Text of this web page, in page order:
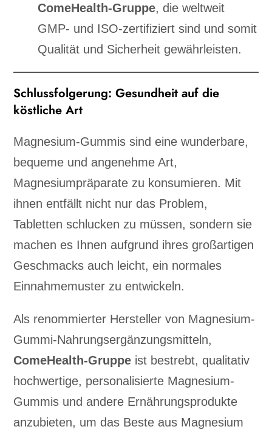
ComeHealth-Gruppe, die weltweit
GMP- und ISO-zertifiziert sind und somit
Qualität und Sicherheit gewährleisten.
Schlussfolgerung: Gesundheit auf die
köstliche Art
Magnesium-Gummis sind eine wunderbare,
bequeme und angenehme Art,
Magnesiumpräparate zu konsumieren. Mit
ihnen entfällt nicht nur das Problem,
Tabletten schlucken zu müssen, sondern sie
machen es Ihnen aufgrund ihres großartigen
Geschmacks auch leicht, ein normales
Einnahmemuster zu entwickeln.
Als renommierter Hersteller von Magnesium-
Gummi-Nahrungsergänzungsmitteln,
ComeHealth-Gruppe ist bestrebt, qualitativ
hochwertige, personalisierte Magnesium-
Gummis und andere Ernährungsprodukte
anzubieten, um das Beste aus Magnesium